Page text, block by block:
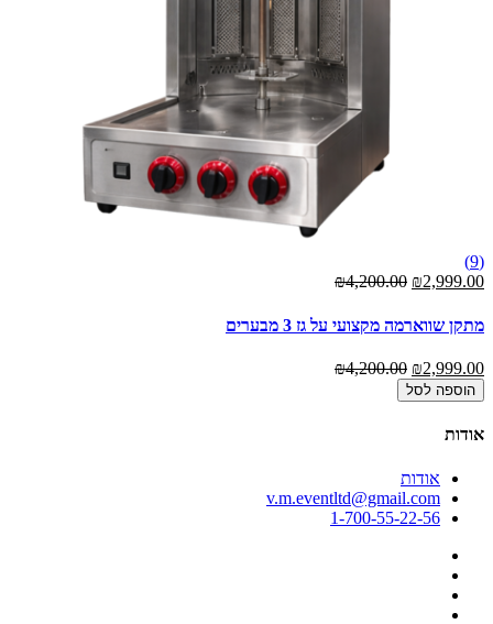
(9)
₪2,999.00
₪4,200.00
מתקן שווארמה מקצועי על גז 3 מבערים
₪2,999.00
₪4,200.00
הוספה לסל
אודות
אודות
v.m.eventltd@gmail.com
1-700-55-22-56